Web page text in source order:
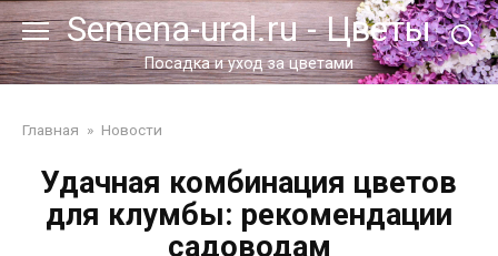
Перейти
к
контенту
Semena-ural.ru - Цветы
Посадка и уход за цветами
Главная » Новости
Удачная комбинация цветов
для клумбы: рекомендации
садоводам